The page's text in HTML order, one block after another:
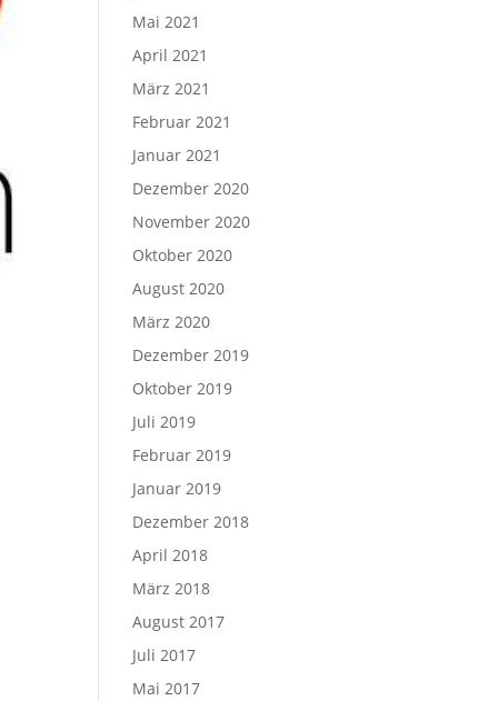
Mai 2021
April 2021
März 2021
Februar 2021
Januar 2021
Dezember 2020
November 2020
Oktober 2020
August 2020
März 2020
Dezember 2019
Oktober 2019
Juli 2019
Februar 2019
Januar 2019
Dezember 2018
April 2018
März 2018
August 2017
Juli 2017
Mai 2017